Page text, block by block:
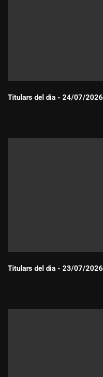
Titulars del dia - 24/07/2026
Titulars del dia - 23/07/2026